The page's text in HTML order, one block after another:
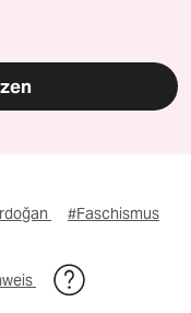
#Faschismus